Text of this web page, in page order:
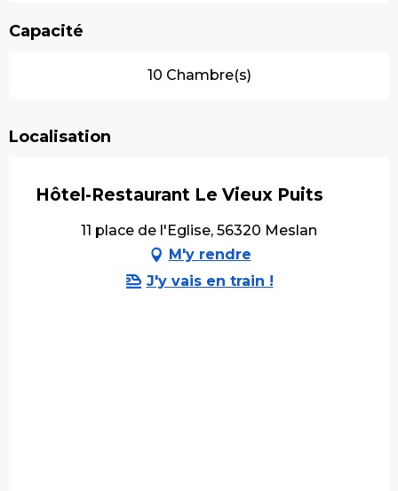
Capacité
10 Chambre(s)
Localisation
Hôtel-Restaurant Le Vieux Puits
11 place de l'Eglise, 56320 Meslan
M'y rendre
J'y vais en train !